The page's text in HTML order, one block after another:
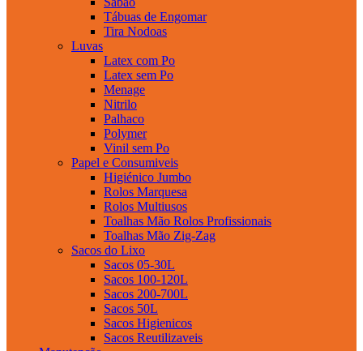
Tábuas de Engomar
Tira Nodoas
Luvas
Latex com Po
Latex sem Po
Menage
Nitrilo
Palhaco
Polymer
Vinil sem Po
Papel e Consumiveis
Higiénico Jumbo
Rolos Marquesa
Rolos Multiusos
Toalhas Mão Rolos Profissionais
Toalhas Mão Zig-Zag
Sacos do Lixo
Sacos 05-30L
Sacos 100-120L
Sacos 200-700L
Sacos 50L
Sacos Higienicos
Sacos Reutilizaveis